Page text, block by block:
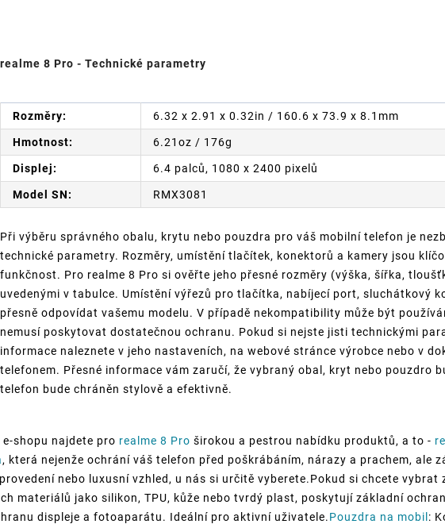
realme 8 Pro - Technické parametry
Rozměry: 6.32 x 2.91 x 0.32in / 160.6 x 73.9 x 8.1mm
Hmotnost: 6.21oz / 176g
Displej: 6.4 palců, 1080 x 2400 pixelů
Model SN: RMX3081
Při výběru správného obalu, krytu nebo pouzdra pro váš mobilní telefon je
technické parametry. Rozměry, umístění tlačítek, konektorů a kamery jsou
funkčnost. Pro realme 8 Pro si ověřte jeho přesné rozměry (výška, šířka,
uvedenými v tabulce. Umístění výřezů pro tlačítka, nabíjecí port, sluchátkový
přesně odpovídat vašemu modelu. V případě nekompatibility může být
nemusí poskytovat dostatečnou ochranu. Pokud si nejste jisti technickými
informace naleznete v jeho nastaveních, na webové stránce výrobce nebo v
telefonem. Přesné informace vám zaručí, že vybraný obal, kryt nebo pouzdro
telefon bude chráněn stylově a efektivně.
e-shopu najdete pro realme 8 Pro širokou a pestrou nabídku produktů, a to -
, která nejenže ochrání váš telefon před poškrábáním, nárazy a prachem, ale
nebo luxusní vzhled, u nás si určitě vyberete.Pokud si chcete vybrat
materiálů jako silikon, TPU, kůže nebo tvrdý plast, poskytují základní
displeje a fotoaparátu. Ideální pro aktivní uživatele.Pouzdra na mobil: